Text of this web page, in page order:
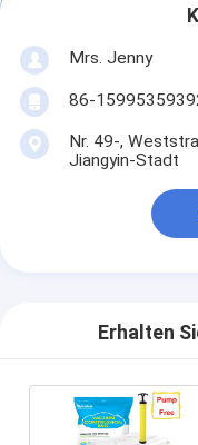
Mrs. Jenny
86-
Nr. 49-,
Jiangyin-Stadt
Erhalten